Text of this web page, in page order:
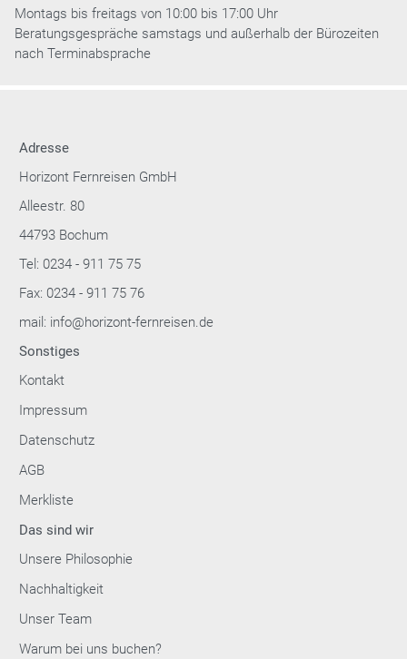
Montags bis freitags von 10:00 bis 17:00 Uhr
Beratungsgespräche samstags und außerhalb der Bürozeiten
nach Terminabsprache
Adresse
Horizont Fernreisen GmbH
Alleestr. 80
44793 Bochum
Tel: 0234 - 911 75 75
Fax: 0234 - 911 75 76
mail: info@horizont-fernreisen.de
Sonstiges
Kontakt
Impressum
Datenschutz
AGB
Merkliste
Das sind wir
Unsere Philosophie
Nachhaltigkeit
Unser Team
Warum bei uns buchen?